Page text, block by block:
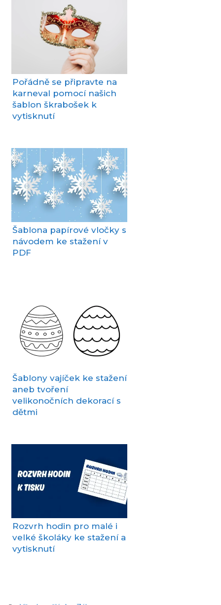
Pořádně se připravte na
karneval pomocí našich
šablon škrabošek k
vytisknutí
Šablona papírové vločky s
návodem ke stažení v
PDF
Šablony vajíček ke stažení
aneb tvoření
velikonočních dekorací s
dětmi
Rozvrh hodin pro malé i
velké školáky ke stažení a
vytisknutí